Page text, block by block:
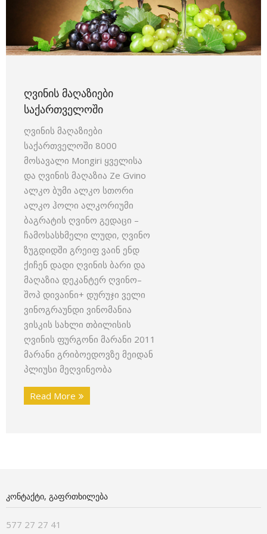
ᲦᲕᲘᲜᲘᲡ ᲛᲐᲦᲐᲖᲘᲔᲑᲘ
ᲡᲐᲥᲐᲠᲗᲕᲔᲚᲝᲨᲘ
ღვინის მაღაზიები
საქართველოში 8000
მოსავალი Mongiri ყველისა
და ღვინის მაღაზია Ze Gvino
ალკო ბუმი ალკო სთორი
ალკო ჰოლი ალკორიუმი
ბაგრატის ღვინო გედაცი –
ჩამოსასხმელი ლუდი, ღვინო
ზუგდიდში გრეიფ ვაინ ენდ
ქიჩენ დადი ღვინის ბარი და
მაღაზია დეკანტერ ღვინო–
შოპ დივაინი+ დურუჯი ველი
ვინოგრაუნდი ვინომანია
ვისკის სახლი თბილისის
ღვინის ფურგონი მარანი 2011
მარანი გრიბოედოვზე მეიდან
პლიუსი მეღვინეობა
Read More
ᲙᲝᲜᲢᲐᲥᲢᲘ, ᲒᲐᲤᲠᲗᲮᲘᲚᲔᲑᲐ
577 27 27 41